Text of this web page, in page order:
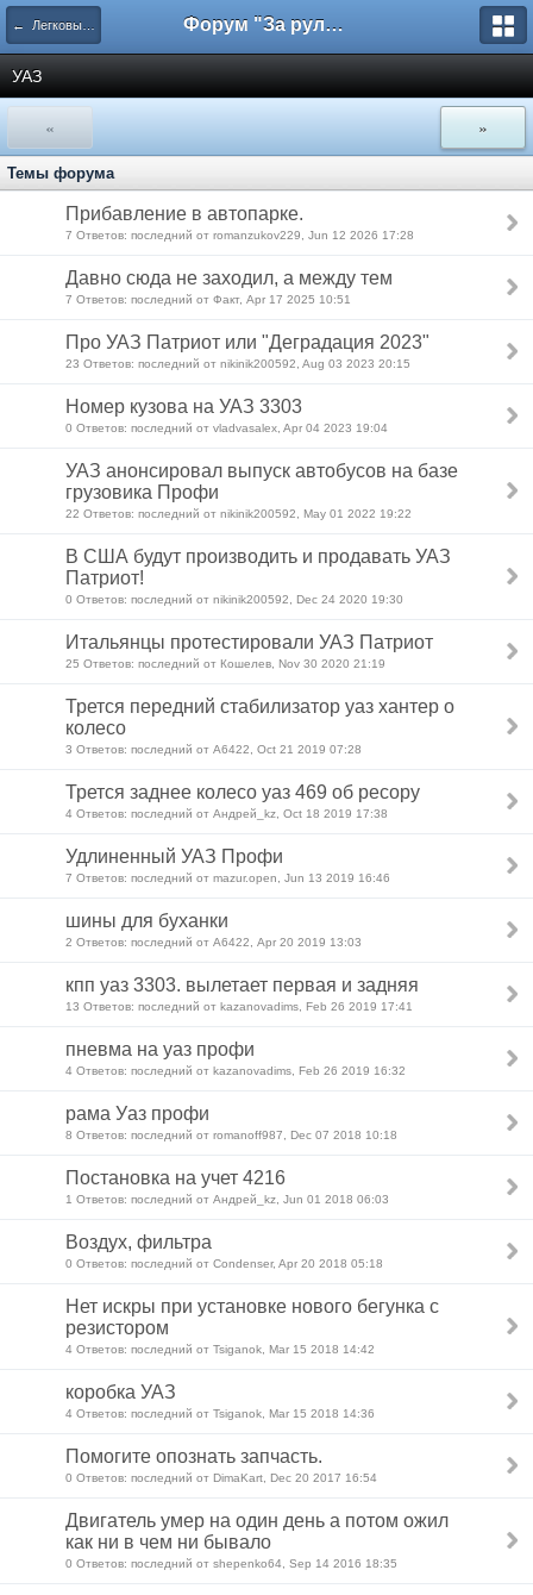
← Легковые автомобили Форум "За рулем"
УАЗ
« »
Темы форума
Прибавление в автопарке.
7 Ответов: последний от romanzukov229, Jun 12 2026 17:28
Давно сюда не заходил, а между тем
7 Ответов: последний от Факт, Apr 17 2025 10:51
Про УАЗ Патриот или "Деградация 2023"
23 Ответов: последний от nikinik200592, Aug 03 2023 20:15
Номер кузова на УАЗ 3303
0 Ответов: последний от vladvasalex, Apr 04 2023 19:04
УАЗ анонсировал выпуск автобусов на базе
грузовика Профи
22 Ответов: последний от nikinik200592, May 01 2022 19:22
В США будут производить и продавать УАЗ
Патриот!
0 Ответов: последний от nikinik200592, Dec 24 2020 19:30
Итальянцы протестировали УАЗ Патриот
25 Ответов: последний от Кошелев, Nov 30 2020 21:19
Трется передний стабилизатор уаз хантер о
колесо
3 Ответов: последний от А6422, Oct 21 2019 07:28
Трется заднее колесо уаз 469 об ресору
4 Ответов: последний от Андрей_kz, Oct 18 2019 17:38
Удлиненный УАЗ Профи
7 Ответов: последний от mazur.open, Jun 13 2019 16:46
шины для буханки
2 Ответов: последний от А6422, Apr 20 2019 13:03
кпп уаз 3303. вылетает первая и задняя
13 Ответов: последний от kazanovadims, Feb 26 2019 17:41
пневма на уаз профи
4 Ответов: последний от kazanovadims, Feb 26 2019 16:32
рама Уаз профи
8 Ответов: последний от romanoff987, Dec 07 2018 10:18
Постановка на учет 4216
1 Ответов: последний от Андрей_kz, Jun 01 2018 06:03
Воздух, фильтра
0 Ответов: последний от Condenser, Apr 20 2018 05:18
Нет искры при установке нового бегунка с
резистором
4 Ответов: последний от Tsiganok, Mar 15 2018 14:42
коробка УАЗ
4 Ответов: последний от Tsiganok, Mar 15 2018 14:36
Помогите опознать запчасть.
0 Ответов: последний от DimaKart, Dec 20 2017 16:54
Двигатель умер на один день а потом ожил
как ни в чем ни бывало
0 Ответов: последний от shepenko64, Sep 14 2016 18:35